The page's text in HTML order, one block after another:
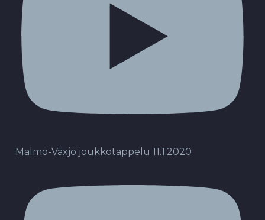
Malmö-Växjö joukkotappelu 11.1.2020